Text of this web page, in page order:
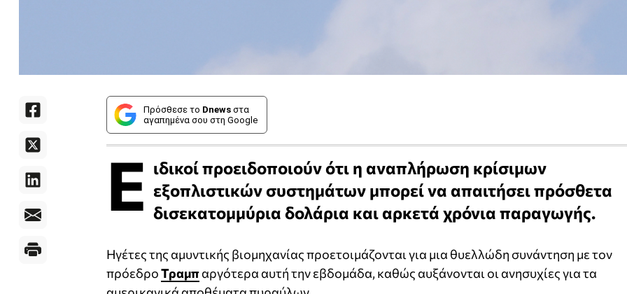
Πρόσθεσε το Dnews στα
αγαπημένα σου στη Google
Ε ιδικοί προειδοποιούν ότι η αναπλήρωση κρίσιμων
εξοπλιστικών συστημάτων μπορεί να απαιτήσει πρόσθετα
δισεκατομμύρια δολάρια και αρκετά χρόνια παραγωγής.
Ηγέτες της αμυντικής βιομηχανίας προετοιμάζονται για μια θυελλώδη συνάντηση με τον
πρόεδροΤραμπαργότερα αυτή την εβδομάδα, καθώς αυξάνονται οι ανησυχίες για τα